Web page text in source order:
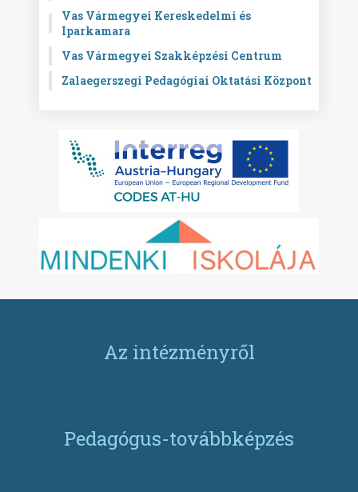
Vas Vármegyei Kereskedelmi és
Iparkamara
Vas Vármegyei Szakképzési Centrum
Zalaegerszegi Pedagógiai Oktatási Központ
Az intézményről
Pedagógus-továbbképzés